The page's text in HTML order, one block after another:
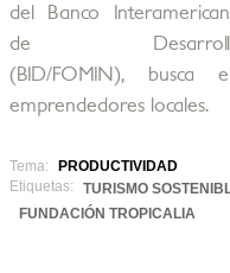
del Banco
de
(BID/FOMIN),
emprendedores locales.
Tema:
PRODUCTIVIDAD
Etiquetas:
TURISMO
FUNDACIÓN TROPICALIA